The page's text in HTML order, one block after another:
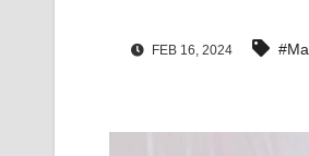
FEB 16, 2024